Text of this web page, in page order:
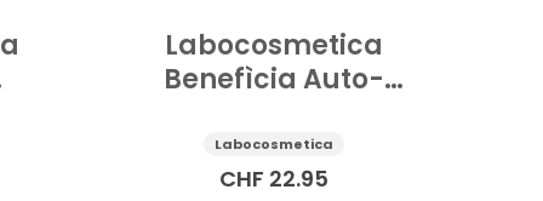
Labocosmetica
Benefìcia Auto-
Coat schnelle
Aktivierung 1 l
Labocosmetica
CHF 22.95